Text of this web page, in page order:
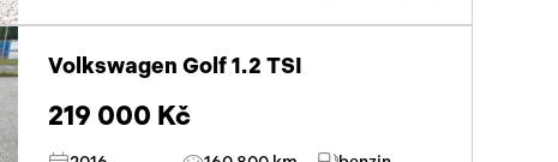
Volkswagen Golf 1.2 TSI
219 000 Kč